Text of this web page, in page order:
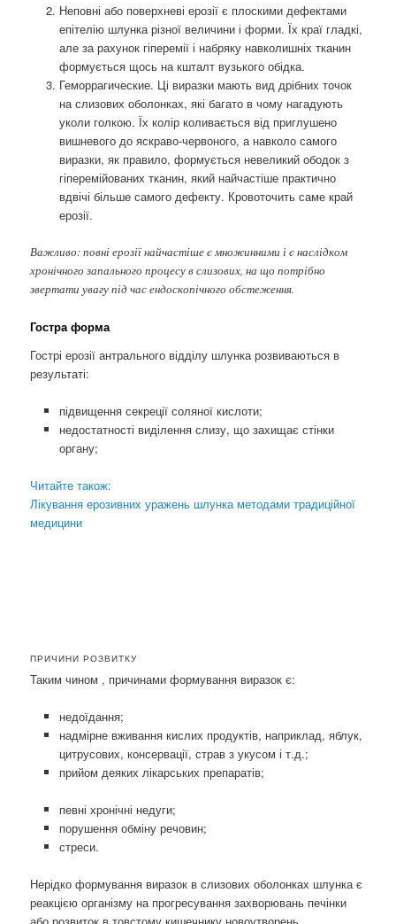
Неповні або поверхневі ерозії є плоскими дефектами
епітелію шлунка різної величини і форми. Їх краї гладкі,
але за рахунок гіперемії і набряку навколишніх тканин
формується щось на кшталт вузького обідка.
Геморрагические. Ці виразки мають вид дрібних точок
на слизових оболонках, які багато в чому нагадують
уколи голкою. Їх колір коливається від приглушено
вишневого до яскраво-червоного, а навколо самого
виразки, як правило, формується невеликий ободок з
гіперемійованих тканин, який найчастіше практично
вдвічі більше самого дефекту. Кровоточить саме край
ерозії.
Важливо: повні ерозії найчастіше є множинними і є наслідком
хронічного запального процесу в слизових, на що потрібно
звертати увагу під час ендоскопічного обстеження.
Гостра форма
Гострі ерозії антрального відділу шлунка розвиваються в
результаті:
підвищення секреції соляної кислоти;
недостатності виділення слизу, що захищає стінки
органу;
Читайте також:
Лікування ерозивних уражень шлунка методами традиційної
медицини
ПРИЧИНИ РОЗВИТКУ
Таким чином , причинами формування виразок є:
недоїдання;
надмірне вживання кислих продуктів, наприклад, яблук,
цитрусових, консервації, страв з укусом і т.д.;
прийом деяких лікарських препаратів;
певні хронічні недуги;
порушення обміну речовин;
стреси.
Нерідко формування виразок в слизових оболонках шлунка є
реакцією організму на прогресування захворювань печінки